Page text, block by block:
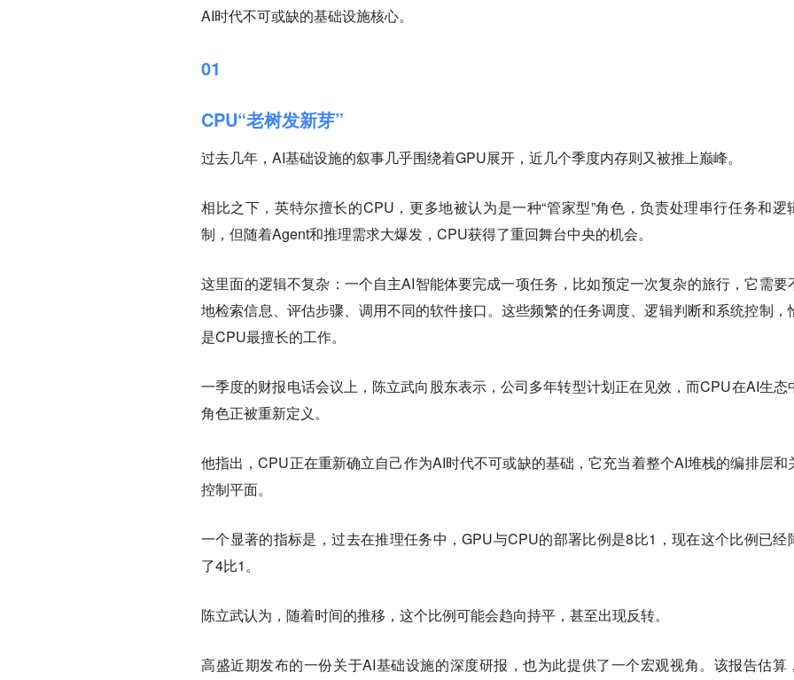
AI时代不可或缺的基础设施核心。
01
CPU“老树发新芽”
过去几年，AI基础设施的叙事几乎围绕着GPU展开，近几个季度内存则又被推上巅峰。
相比之下，英特尔擅长的CPU，更多地被认为是一种“管家型”角色，负责处理串行任务和逻
制，但随着Agent和推理需求大爆发，CPU获得了重回舞台中央的机会。
这里面的逻辑不复杂：一个自主AI智能体要完成一项任务，比如预定一次复杂的旅行，它需要
地检索信息、评估步骤、调用不同的软件接口。这些频繁的任务调度、逻辑判断和系统控制，
是CPU最擅长的工作。
一季度的财报电话会议上，陈立武向股东表示，公司多年转型计划正在见效，而CPU在AI生态
角色正被重新定义。
他指出，CPU正在重新确立自己作为AI时代不可或缺的基础，它充当着整个AI堆栈的编排层和
控制平面。
一个显著的指标是，过去在推理任务中，GPU与CPU的部署比例是8比1，现在这个比例已经
了4比1。
陈立武认为，随着时间的推移，这个比例可能会趋向持平，甚至出现反转。
高盛近期发布的一份关于AI基础设施的深度研报，也为此提供了一个宏观视角。该报告估算